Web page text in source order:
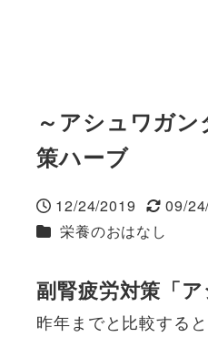
～アシュワガ
策ハーブ
投稿日
12/24/2019
更新日
09/
カテゴリー
栄養のおはなし
副腎疲労対策「
昨年までと比較する